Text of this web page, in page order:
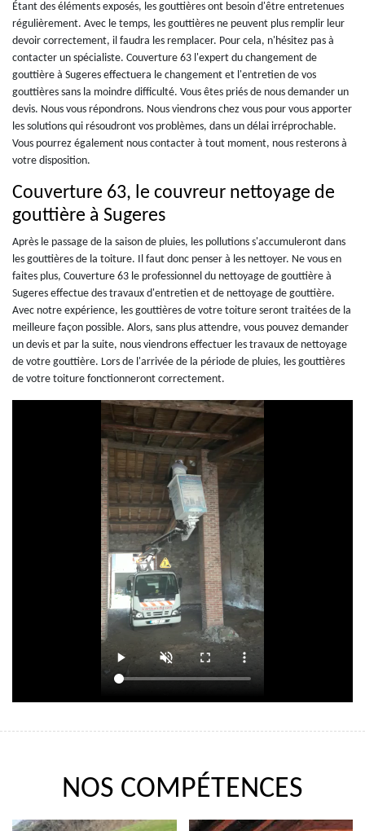
Étant des éléments exposés, les gouttières ont besoin d'être entretenues
régulièrement. Avec le temps, les gouttières ne peuvent plus remplir leur
devoir correctement, il faudra les remplacer. Pour cela, n'hésitez pas à
contacter un spécialiste. Couverture 63 l'expert du changement de
gouttière à Sugeres effectuera le changement et l'entretien de vos
gouttières sans la moindre difficulté. Vous êtes priés de nous demander un
devis. Nous vous répondrons. Nous viendrons chez vous pour vous apporter
les solutions qui résoudront vos problèmes, dans un délai irréprochable.
Vous pourrez également nous contacter à tout moment, nous resterons à
votre disposition.
Couverture 63, le couvreur nettoyage de
gouttière à Sugeres
Après le passage de la saison de pluies, les pollutions s'accumuleront dans
les gouttières de la toiture. Il faut donc penser à les nettoyer. Ne vous en
faites plus, Couverture 63 le professionnel du nettoyage de gouttière à
Sugeres effectue des travaux d'entretien et de nettoyage de gouttière.
Avec notre expérience, les gouttières de votre toiture seront traitées de la
meilleure façon possible. Alors, sans plus attendre, vous pouvez demander
un devis et par la suite, nous viendrons effectuer les travaux de nettoyage
de votre gouttière. Lors de l'arrivée de la période de pluies, les gouttières
de votre toiture fonctionneront correctement.
NOS COMPÉTENCES